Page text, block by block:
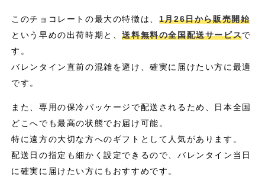
このチョコレートの最大の特徴は、 1月26日から販売開始
という早めの出荷時期と、送料無料の全国配送サービスで
す。
バレンタイン直前の混雑を避け、確実に届けたい方に最適
です。
また、専用の保冷パッケージで配送されるため、日本全国
どこへでも最高の状態でお届け可能。
特に遠方の大切な方へのギフトとして人気があります。
配送日の指定も細かく設定できるので、バレンタイン当日
に確実に届けたい方にもおすすめです。